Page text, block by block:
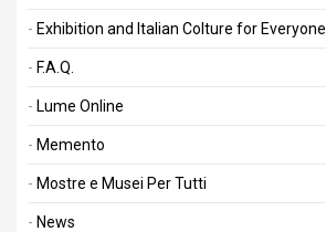
Exhibition and Italian Colture for Everyone
F.A.Q.
Lume Online
Memento
Mostre e Musei Per Tutti
News